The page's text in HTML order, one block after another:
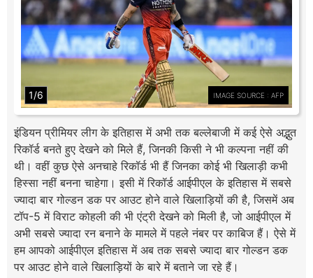
1/6 IMAGE SOURCE : AFP
इंडियन प्रीमियर लीग के इतिहास में अभी तक बल्लेबाजी में कई ऐसे अद्भुत
रिकॉर्ड बनते हुए देखने को मिले हैं, जिनकी किसी ने भी कल्पना नहीं की
थी। वहीं कुछ ऐसे अनचाहे रिकॉर्ड भी हैं जिनका कोई भी खिलाड़ी कभी
हिस्सा नहीं बनना चाहेगा। इसी में रिकॉर्ड आईपीएल के इतिहास में सबसे
ज्यादा बार गोल्डन डक पर आउट होने वाले खिलाड़ियों की है, जिसमें अब
टॉप-5 में विराट कोहली की भी एंट्री देखने को मिली है, जो आईपीएल में
अभी सबसे ज्यादा रन बनाने के मामले में पहले नंबर पर काबिज हैं। ऐसे में
हम आपको आईपीएल इतिहास में अब तक सबसे ज्यादा बार गोल्डन डक
पर आउट होने वाले खिलाड़ियों के बारे में बताने जा रहे हैं।